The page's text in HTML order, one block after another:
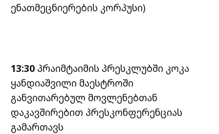
ენათმეცნიერების კორპუსი)
13:30 პრაიმტაიმის პრესკლუბში კოკა
ყანდიაშვილი მაესტროში
განვითარებულ მოვლენებთან
დაკავშირებით პრესკონფერენციას
გამართავს